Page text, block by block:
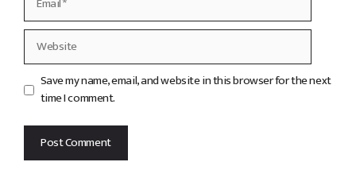
Website
Save my name, email, and website in this browser for the next
time I comment.